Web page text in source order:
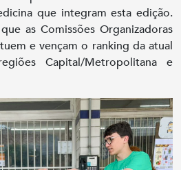
que integram esta edição.
as Comissões Organizadoras
e vençam o ranking da atual
Capital/Metropolitana e